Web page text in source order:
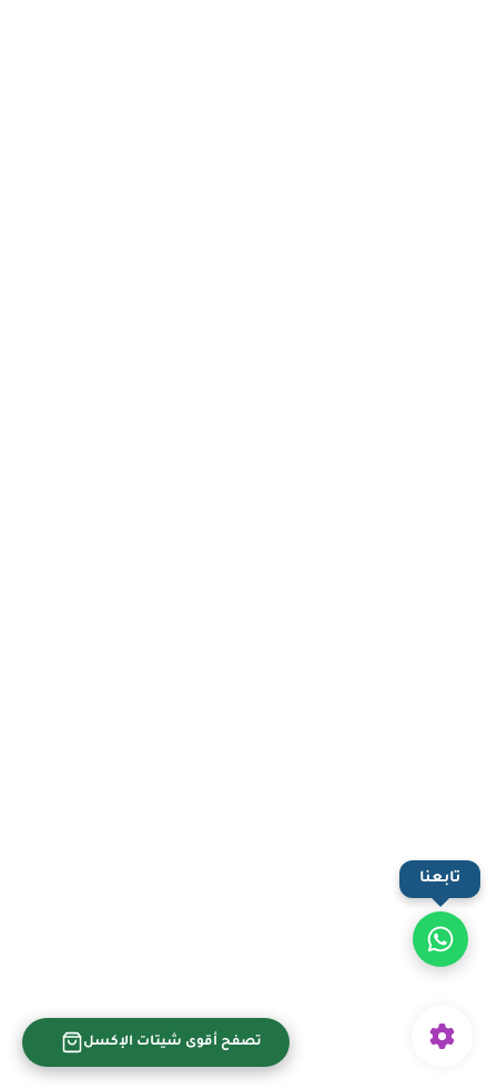
تابعنا
تصفح أقوى شيتات الإكسل